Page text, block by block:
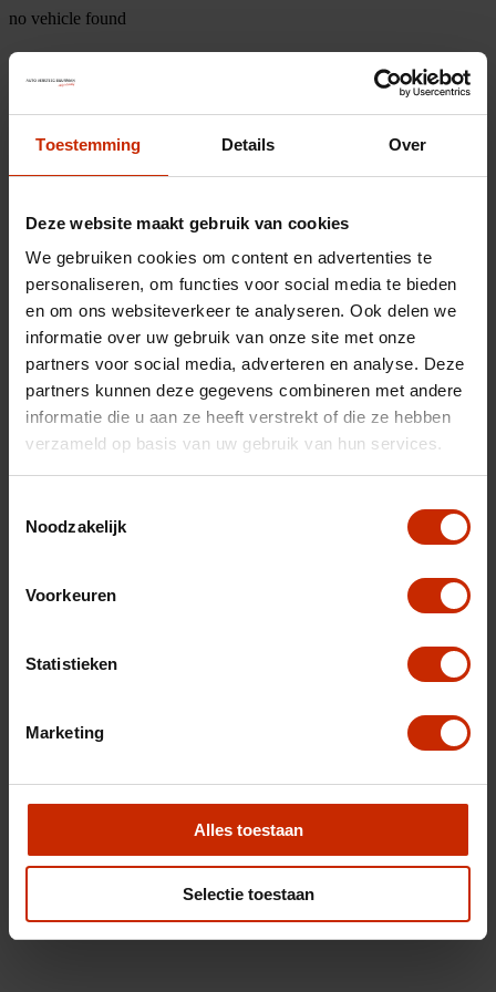
Toestemming Details Over
Deze website maakt gebruik van cookies
We gebruiken cookies om content en advertenties te
personaliseren, om functies voor social media te bieden
en om ons websiteverkeer te analyseren. Ook delen we
informatie over uw gebruik van onze site met onze
partners voor social media, adverteren en analyse. Deze
partners kunnen deze gegevens combineren met andere
informatie die u aan ze heeft verstrekt of die ze hebben
verzameld op basis van uw gebruik van hun services.
Noodzakelijk
Voorkeuren
Statistieken
Marketing
Alles toestaan
Selectie toestaan
no vehicle found